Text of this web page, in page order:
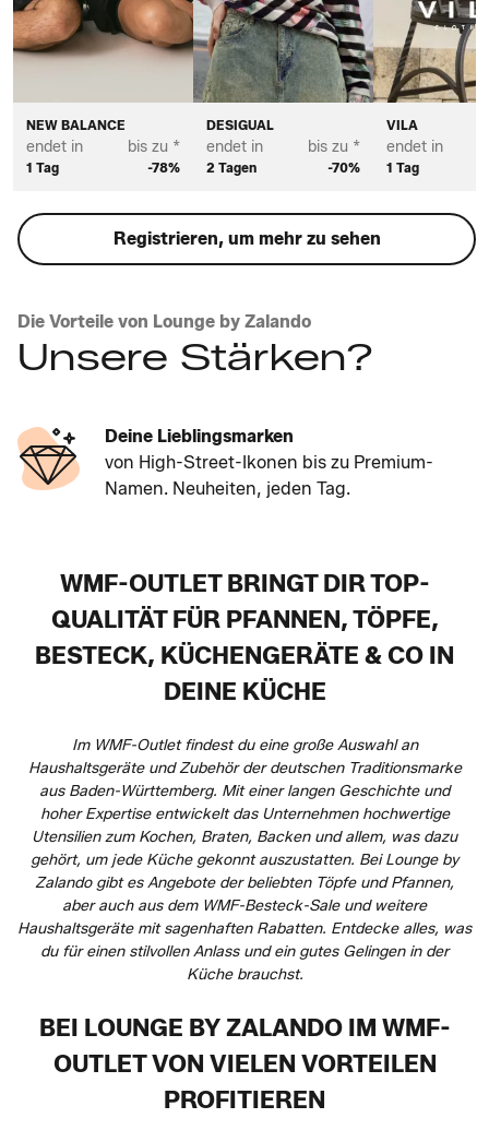
NEW BALANCE
endet in
1 Tag
bis zu *
-78%
DESIGUAL
endet in
2 Tagen
bis zu *
-70%
VILA
endet in
1 Tag
Registrieren, um mehr zu sehen
Die Vorteile von Lounge by Zalando
Unsere Stärken?
Deine Lieblingsmarken
von High-Street-Ikonen bis zu Premium-
Namen. Neuheiten, jeden Tag.
WMF-OUTLET BRINGT DIR TOP-
QUALITÄT FÜR PFANNEN, TÖPFE,
BESTECK, KÜCHENGERÄTE & CO IN
DEINE KÜCHE
Im WMF-Outlet findest du eine große Auswahl an
Haushaltsgeräte und Zubehör der deutschen Traditionsmarke
aus Baden-Württemberg. Mit einer langen Geschichte und
hoher Expertise entwickelt das Unternehmen hochwertige
Utensilien zum Kochen, Braten, Backen und allem, was dazu
gehört, um jede Küche gekonnt auszustatten. Bei Lounge by
Zalando gibt es Angebote der beliebten Töpfe und Pfannen,
aber auch aus dem WMF-Besteck-Sale und weitere
Haushaltsgeräte mit sagenhaften Rabatten. Entdecke alles, was
du für einen stilvollen Anlass und ein gutes Gelingen in der
Küche brauchst.
BEI LOUNGE BY ZALANDO IM WMF-
OUTLET VON VIELEN VORTEILEN
PROFITIEREN